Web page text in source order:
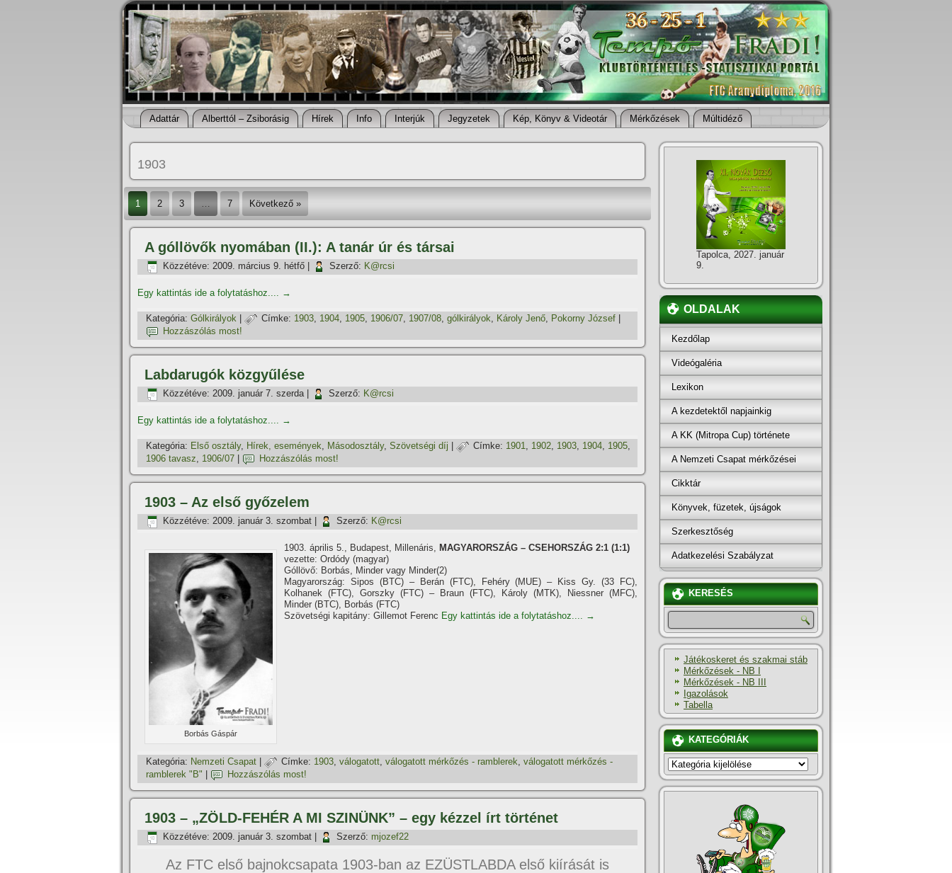
Adattár Alberttól – Zsiborásig Hí­rek Info Interjúk Jegyzetek Kép, Könyv & Videotár Mérkőzések Múltidéző
1903
1 2 3 … 7 Következő »
A góllövők nyomában (II.): A tanár úr és társai
Közzétéve: 2009. március 9. hétfő Szerző: K@rcsi
Egy kattintás ide a folytatáshoz.... →
Kategória: Gólkirályok Címke: 1903, 1904, 1905, 1906/07, 1907/08, gólkirályok, Károly Jenő, Pokorny József
Hozzászólás most!
Labdarugók közgyűlése
Közzétéve: 2009. január 7. szerda| Szerző: K@rcsi
Egy kattintás ide a folytatáshoz.... →
Kategória: Első osztály, Hí­rek, események, Másodosztály, Szövetségi dí­j Címke: 1901, 1902, 1903, 1904, 1905,
1906 tavasz, 1906/07 Hozzászólás most!
1903 – Az első győzelem
Közzétéve: 2009. január 3. szombat Szerző: K@rcsi
Borbás Gáspár
1903. április 5., Budapest, Millenáris, MAGYARORSZÁG – CSEHORSZÁG 2:1 (1:1)
vezette: Ordódy (magyar)
Góllövő: Borbás, Minder vagy Minder(2)
Magyarország: Sipos (BTC) – Berán (FTC), Fehéry (MUE) – Kiss Gy. (33 FC),
Kolhanek (FTC), Gorszky (FTC) – Braun (FTC), Károly (MTK), Niessner (MFC),
Minder (BTC), Borbás (FTC)
Szövetségi kapitány: Gillemot Ferenc Egy kattintás ide a folytatáshoz.... →
Kategória: Nemzeti Csapat Címke: 1903, válogatott, válogatott mérkőzés - ramblerek, válogatott mérkőzés -
ramblerek "B"
Hozzászólás most!
1903 – „ZÖLD-FEHÉR A MI SZINÜNK” – egy kézzel í­rt történet
Közzétéve: 2009. január 3. szombat Szerző: mjozef22
Az FTC első bajnokcsapata 1903-ban az EZÜSTLABDA első kií­rását is
Tapolca, 2027. január
9.
OLDALAK
Kezdőlap
Videógaléria
Lexikon
A kezdetektől napjainkig
A KK (Mitropa Cup) története
A Nemzeti Csapat mérkőzései
Cikktár
Könyvek, füzetek, újságok
Szerkesztőség
Adatkezelési Szabályzat
KERESÉS
Játékoskeret és szakmai stáb
Mérkőzések - NB I
Mérkőzések - NB III
Igazolások
Tabella
KATEGÓRIÁK
KATEGÓRIÁK